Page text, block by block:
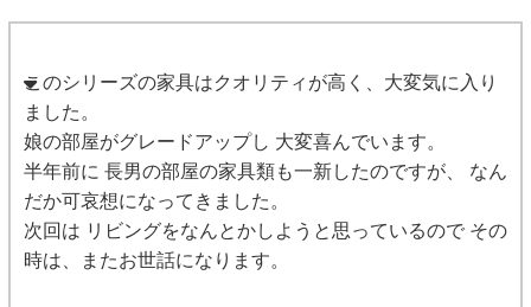
このシリーズの家具はクオリティが高く、大変気に入り
ました。
娘の部屋がグレードアップし 大変喜んでいます。
半年前に 長男の部屋の家具類も一新したのですが、 なん
だか可哀想になってきました。
次回は リビングをなんとかしようと思っているので その
時は、またお世話になります。